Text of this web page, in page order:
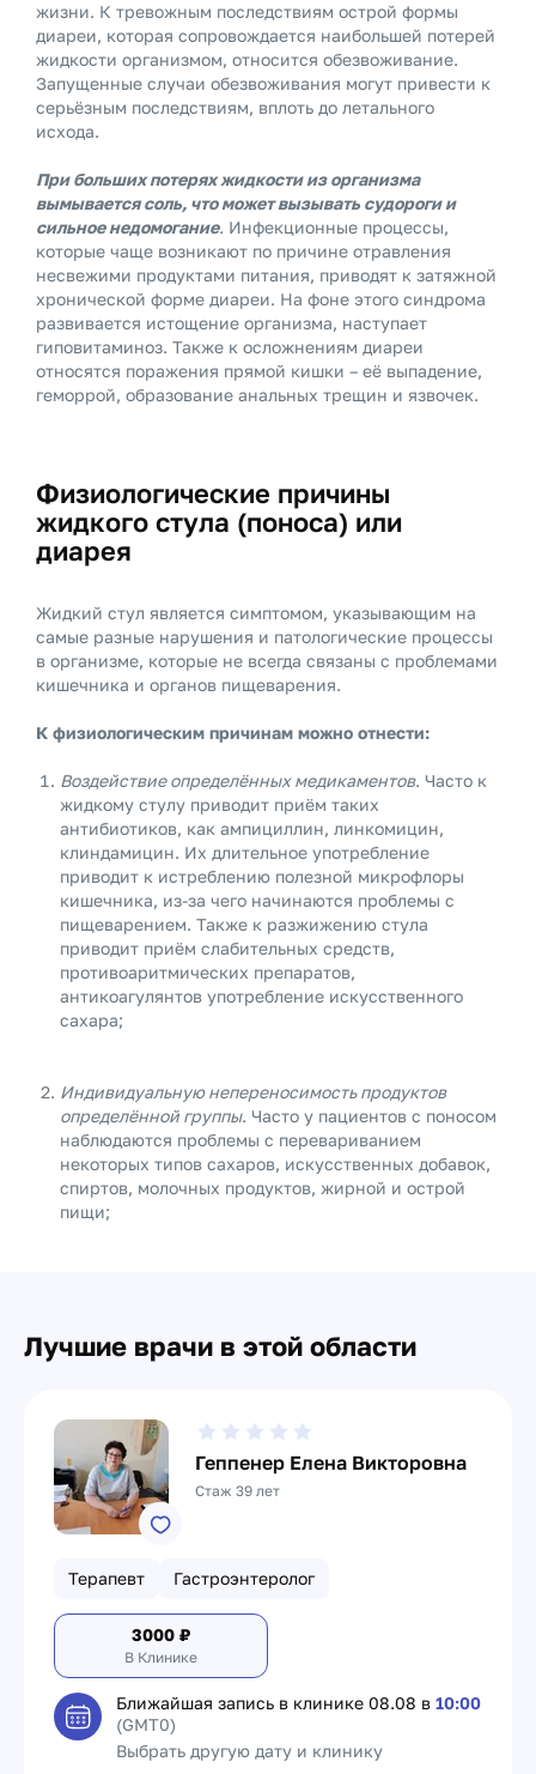
жизни. К тревожным последствиям острой формы
диареи, которая сопровождается наибольшей потерей
жидкости организмом, относится обезвоживание.
Запущенные случаи обезвоживания могут привести к
серьёзным последствиям, вплоть до летального
исхода.
При больших потерях жидкости из организма
вымывается соль, что может вызывать судороги и
сильное недомогание. Инфекционные процессы,
которые чаще возникают по причине отравления
несвежими продуктами питания, приводят к затяжной
хронической форме диареи. На фоне этого синдрома
развивается истощение организма, наступает
гиповитаминоз. Также к осложнениям диареи
относятся поражения прямой кишки – её выпадение,
геморрой, образование анальных трещин и язвочек.
Физиологические причины
жидкого стула (поноса) или
диарея
Жидкий стул является симптомом, указывающим на
самые разные нарушения и патологические процессы
в организме, которые не всегда связаны с проблемами
кишечника и органов пищеварения.
К физиологическим причинам можно отнести:
Воздействие определённых медикаментов. Часто к
жидкому стулу приводит приём таких
антибиотиков, как ампициллин, линкомицин,
клиндамицин. Их длительное употребление
приводит к истреблению полезной микрофлоры
кишечника, из-за чего начинаются проблемы с
пищеварением. Также к разжижению стула
приводит приём слабительных средств,
противоаритмических препаратов,
антикоагулянтов употребление искусственного
сахара;
Индивидуальную непереносимость продуктов
определённой группы. Часто у пациентов с поносом
наблюдаются проблемы с перевариванием
некоторых типов сахаров, искусственных добавок,
спиртов, молочных продуктов, жирной и острой
пищи;
Лучшие врачи в этой области
Геппенер Елена Викторовна
Стаж 39 лет
Терапевт Гастроэнтеролог
3000 ₽
В Клинике
Ближайшая запись в клинике 08.08 в 10:00
(GMT0)
Выбрать другую дату и клинику